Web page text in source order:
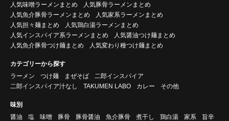
人気味噌ラーメンまとめ
人気豚骨ラーメンまとめ
人気魚介豚骨ラーメンまとめ
人気家系ラーメンまとめ
人気担々麺まとめ
人気鶏白湯ラーメンまとめ
人気インスパイア系ラーメンまとめ
人気醤油つけ麺まとめ
人気魚介豚骨つけ麺まとめ
人気変わり種つけ麺まとめ
カテゴリーから探す
ラーメン
つけ麺 まぜそば
二郎インスパイア
二郎インスパイア汁なし
TAKUMEN LABO カレー その他
味別
醤油
塩 味噌 豚骨 豚骨醤油 魚介豚骨 煮干し 鶏白湯 家系
旨辛